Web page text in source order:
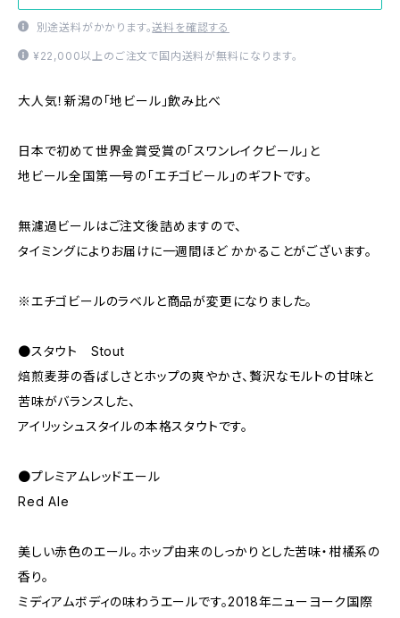
別途送料がかかります。送料を確認する
¥22,000以上のご注文で国内送料が無料になります。
大人気！新潟の「地ビール」飲み比べ
日本で初めて世界金賞受賞の「スワンレイクビール」と
地ビール全国第一号の「エチゴビール」のギフトです。
無濾過ビールはご注文後詰めますので、
タイミングによりお届けに一週間ほど かかることがございます。
※エチゴビールのラベルと商品が変更になりました。
●スタウト Stout
焙煎麦芽の香ばしさとホップの爽やかさ、贅沢なモルトの甘味と
苦味がバランスした、
アイリッシュスタイルの本格スタウトです。
●プレミアムレッドエール
Red Ale
美しい赤色のエール。ホップ由来のしっかりとした苦味・柑橘系の
香り。
ミディアムボディの味わうエールです。2018年ニューヨーク国際